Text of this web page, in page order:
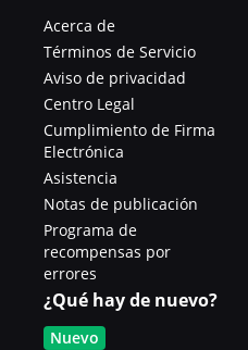
Acerca de
Términos de Servicio
Aviso de privacidad
Centro Legal
Cumplimiento de Firma
Electrónica
Asistencia
Notas de publicación
Programa de
recompensas por
errores
¿Qué hay de nuevo?
Nuevo